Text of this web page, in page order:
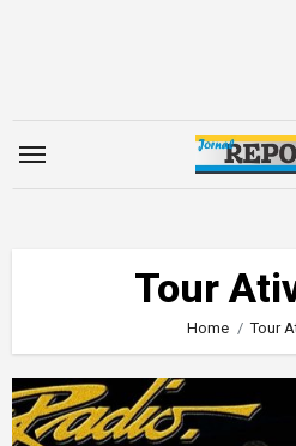
Tour
Home Tour